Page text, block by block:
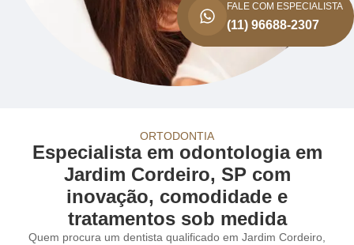
FALE COM ESPECIALISTA
(11) 96688-2307
ORTODONTIA
Especialista em odontologia em
Jardim Cordeiro, SP com
inovação, comodidade e
tratamentos sob medida
Quem procura um dentista qualificado em Jardim Cordeiro,